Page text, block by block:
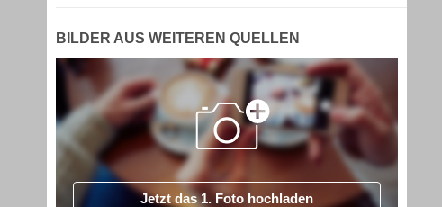
BILDER AUS WEITEREN QUELLEN
Jetzt das 1. Foto hochladen